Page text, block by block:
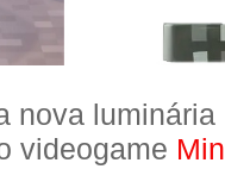
nova
videogame